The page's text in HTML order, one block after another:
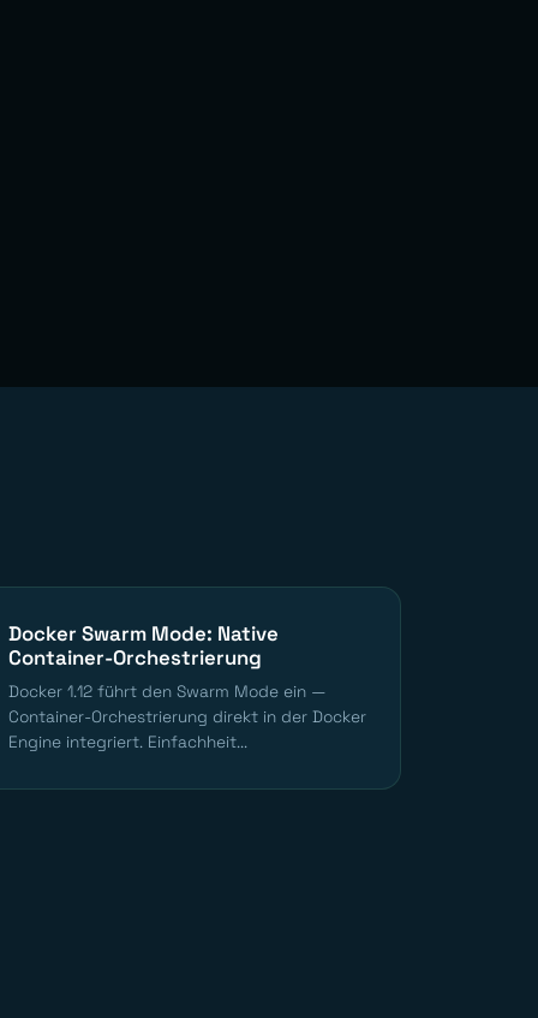
Docker Swarm Mode: Native
Container-Orchestrierung
Docker 1.12 führt den Swarm Mode ein —
Container-Orchestrierung direkt in der Docker
Engine integriert. Einfachheit...